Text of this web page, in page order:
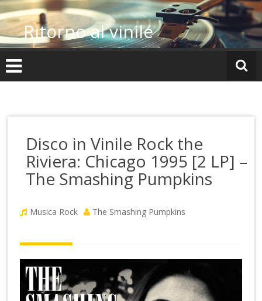
Vai
al
contenutoRitorno al vinile
Disco in Vinile Rock the
Riviera: Chicago 1995 [2 LP] –
The Smashing Pumpkins
Musica Rock The Smashing Pumpkins